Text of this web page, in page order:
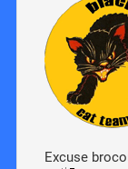
Excuse